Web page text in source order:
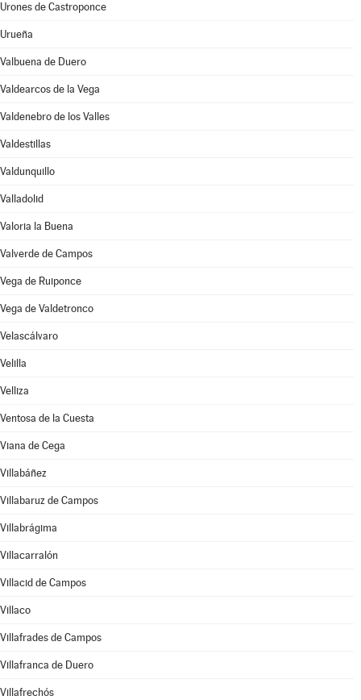
Urones de Castroponce
Urueña
Valbuena de Duero
Valdearcos de la Vega
Valdenebro de los Valles
Valdestillas
Valdunquillo
Valladolid
Valoria la Buena
Valverde de Campos
Vega de Ruiponce
Vega de Valdetronco
Velascálvaro
Velilla
Velliza
Ventosa de la Cuesta
Viana de Cega
Villabáñez
Villabaruz de Campos
Villabrágima
Villacarralón
Villacid de Campos
Villaco
Villafrades de Campos
Villafranca de Duero
Villafrechós